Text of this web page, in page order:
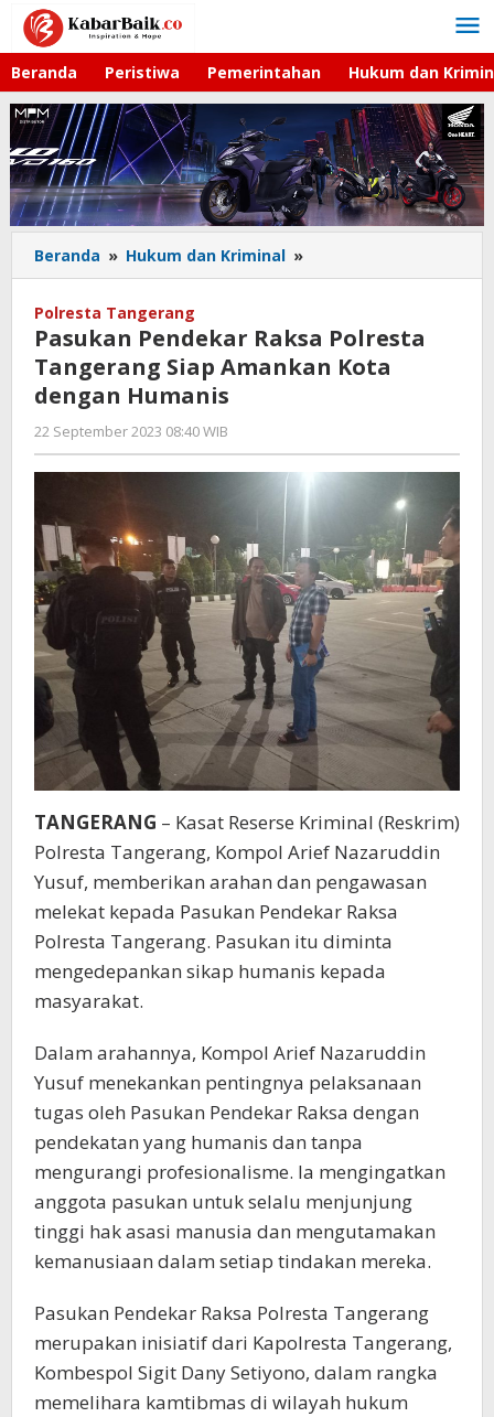
Lewati
konten
Beranda Peristiwa Pemerintahan Hukum dan
Beranda » Hukum dan Kriminal »
Pendekar
Polresta
Tangerang
Siap
Polresta Tangerang
Pasukan Pendekar Raksa Polresta
Tangerang Siap Amankan Kota
dengan Humanis
22 September 2023 08:40 WIB
Andika
DP
TANGERANG – Kasat Reserse Kriminal (Reskrim)
Polresta Tangerang, Kompol Arief Nazaruddin
Yusuf, memberikan arahan dan pengawasan
melekat kepada Pasukan Pendekar Raksa
Polresta Tangerang. Pasukan itu diminta
mengedepankan sikap humanis kepada
masyarakat.
Dalam arahannya, Kompol Arief Nazaruddin
Yusuf menekankan pentingnya pelaksanaan
tugas oleh Pasukan Pendekar Raksa dengan
pendekatan yang humanis dan tanpa
mengurangi profesionalisme. Ia mengingatkan
anggota pasukan untuk selalu menjunjung
tinggi hak asasi manusia dan mengutamakan
kemanusiaan dalam setiap tindakan mereka.
Pasukan Pendekar Raksa Polresta Tangerang
merupakan inisiatif dari Kapolresta Tangerang,
Kombespol Sigit Dany Setiyono, dalam rangka
memelihara kamtibmas di wilayah hukum